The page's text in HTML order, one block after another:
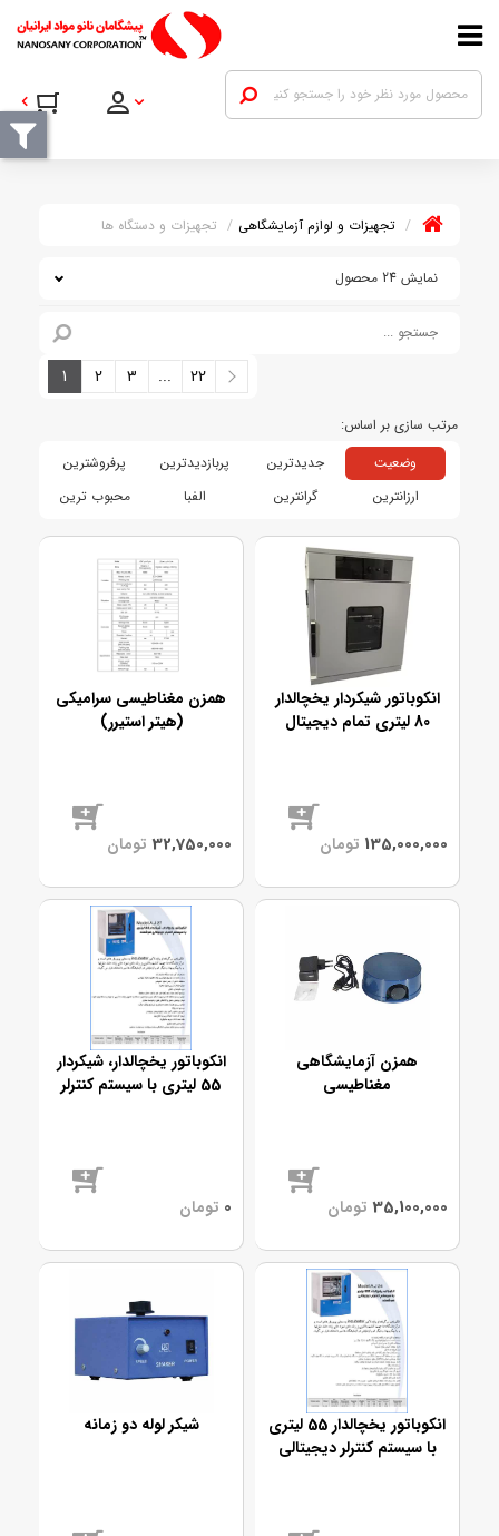
تجهیزات و لوازم آزمایشگاهی تجهیزات و دستگاه ها
نمایش 24 محصول
1 2 3 ... 22
وضعیت جدیدترین پربازدیدترین
پرفروشترین
ارزانترین
گرانترین الفبا محبوب ترین
انکوباتور شیکردار یخچالدار
80 لیتری تمام دیجیتال
موجود
همزن مغناطیسی سرامیکی
(هیتر استیرر)
موجود
همزن آزمایشگاهی
مغناطیسی
موجود
انکوباتور یخچالدار، شیکردار
55 لیتری با سیستم کنترلر
موجود
انکوباتور یخچالدار 55 لیتری
با سیستم کنترلر دیجیتالی
شیکر لوله دو زمانه